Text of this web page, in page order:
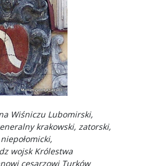
Wiśniczu Lubomirski,
krakowski, zatorski,
wojsk Królestwa
cesarzowi Turków